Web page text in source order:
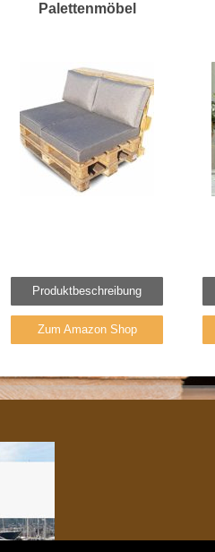
Palettenmöbel
Produktbeschreibung
Zum Amazon Shop